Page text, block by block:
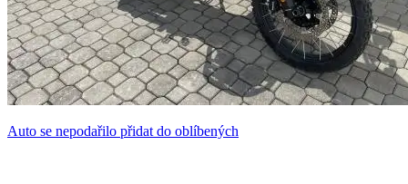
Auto se nepodařilo přidat do oblíbených